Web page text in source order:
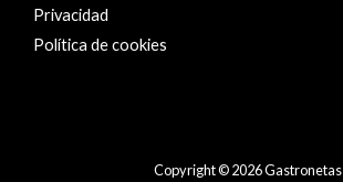
Privacidad
Política de cookies
Copyright © 2026 Gastronetas